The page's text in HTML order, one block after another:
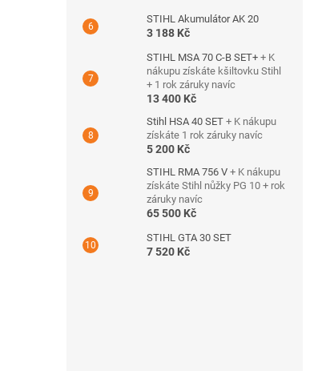
STIHL Akumulátor AK 20
3 188 Kč
STIHL MSA 70 C-B SET+ + K
nákupu získáte kšiltovku Stihl
+ 1 rok záruky navíc
13 400 Kč
Stihl HSA 40 SET + K nákupu
získáte 1 rok záruky navíc
5 200 Kč
STIHL RMA 756 V + K nákupu
získáte Stihl nůžky PG 10 + rok
záruky navíc
65 500 Kč
STIHL GTA 30 SET
7 520 Kč